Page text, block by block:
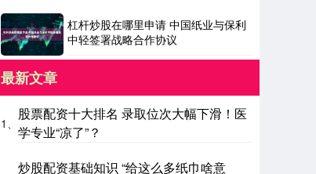
杠杆炒股在哪里申请 中国纸业与保利
中轻签署战略合作协议
最新文章
1、
股票配资十大排名 录取位次大幅下滑！医
学专业“凉了”？
炒股配资基础知识 “给这么多纸巾啥意